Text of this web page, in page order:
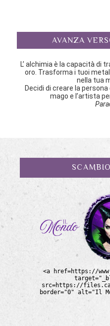
AVANZA
L’ alchimia è la capacità di
oro. Trasforma i tuoi
nella tua
Decidi di creare la
mago e l’artista